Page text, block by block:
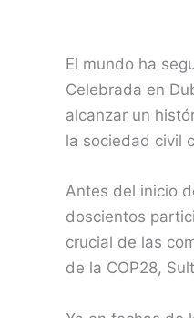
El mundo ha
Celebrada en
alcanzar un
la sociedad civil
Antes del inicio
doscientos
crucial de las
de la COP28,